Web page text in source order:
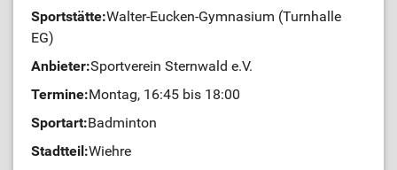
Sportstätte:Walter-Eucken-Gymnasium (Turnhalle
EG)
Anbieter:Sportverein Sternwald e.V.
Termine:Montag, 16:45 bis 18:00
Sportart:Badminton
Stadtteil:Wiehre